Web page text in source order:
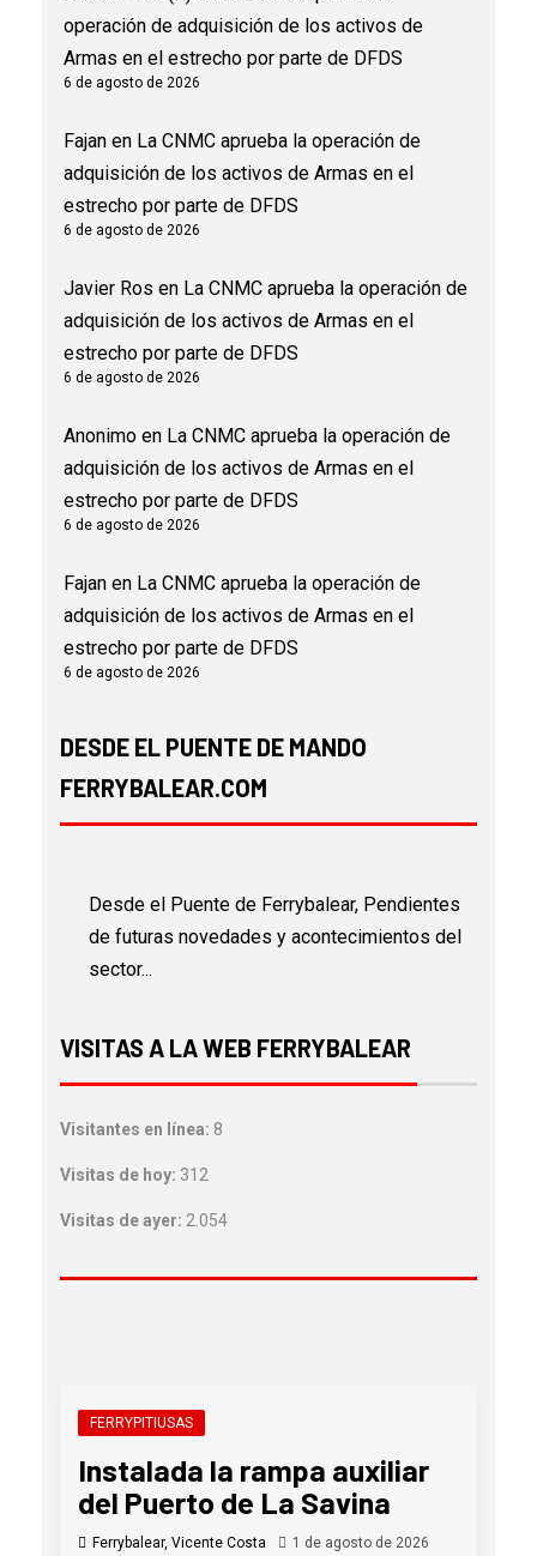
operación de adquisición de los activos de
Armas en el estrecho por parte de DFDS
6 de agosto de 2026
Fajan en La CNMC aprueba la operación de
adquisición de los activos de Armas en el
estrecho por parte de DFDS
6 de agosto de 2026
Javier Ros en La CNMC aprueba la operación de
adquisición de los activos de Armas en el
estrecho por parte de DFDS
6 de agosto de 2026
Anonimo en La CNMC aprueba la operación de
adquisición de los activos de Armas en el
estrecho por parte de DFDS
6 de agosto de 2026
Fajan en La CNMC aprueba la operación de
adquisición de los activos de Armas en el
estrecho por parte de DFDS
6 de agosto de 2026
DESDE EL PUENTE DE MANDO
FERRYBALEAR.COM
Desde el Puente de Ferrybalear, Pendientes
de futuras novedades y acontecimientos del
sector...
VISITAS A LA WEB FERRYBALEAR
Visitantes en línea: 8
Visitas de hoy: 312
Visitas de ayer: 2.054
FERRYPITIUSAS
Instalada la rampa auxiliar
del Puerto de La Savina
Ferrybalear, Vicente Costa
1 de agosto de 2026